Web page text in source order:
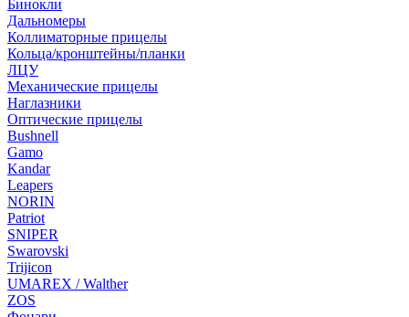
Бинокли
Дальномеры
Коллиматорные прицелы
Кольца/кронштейны/планки
ЛЦУ
Механические прицелы
Наглазники
Оптические прицелы
Bushnell
Gamo
Kandar
Leapers
NORIN
Patriot
SNIPER
Swarovski
Trijicon
UMAREX / Walther
ZOS